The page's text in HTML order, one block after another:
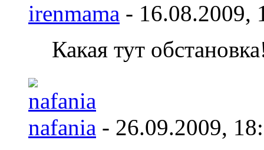
irenmama - 16.08.2009,
Какая тут
nafania - 26.09.2009,